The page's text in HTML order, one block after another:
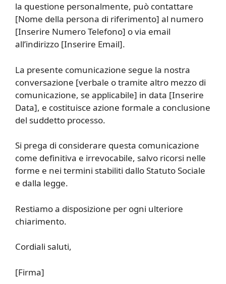
la questione personalmente, può contattare
[Nome della persona di riferimento] al numero
[Inserire Numero Telefono] o via email
all’indirizzo [Inserire Email].
La presente comunicazione segue la nostra
conversazione [verbale o tramite altro mezzo di
comunicazione, se applicabile] in data [Inserire
Data], e costituisce azione formale a conclusione
del suddetto processo.
Si prega di considerare questa comunicazione
come definitiva e irrevocabile, salvo ricorsi nelle
forme e nei termini stabiliti dallo Statuto Sociale
e dalla legge.
Restiamo a disposizione per ogni ulteriore
chiarimento.
Cordiali saluti,
[Firma]